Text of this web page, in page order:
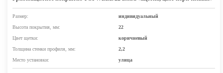
Размер:
индивидуальный
Высота покрытия, мм:
22
Цвет щетки:
коричневый
Толщина стенки профиля, мм:
2,2
Место установки:
улица